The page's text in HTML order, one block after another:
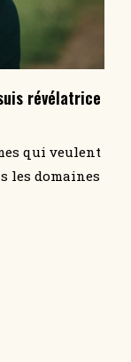
révélatrice
qui veulent
les domaines